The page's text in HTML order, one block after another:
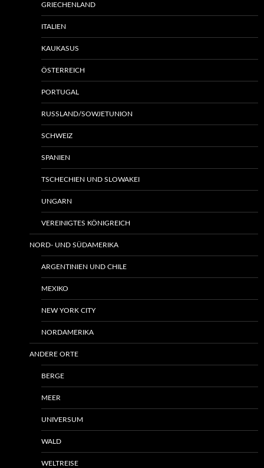
GRIECHENLAND
ITALIEN
KAUKASUS
ÖSTERREICH
PORTUGAL
RUSSLAND/SOWJETUNION
SCHWEIZ
SPANIEN
TSCHECHIEN UND SLOWAKEI
UNGARN
VEREINIGTES KÖNIGREICH
NORD- UND SÜDAMERIKA
ARGENTINIEN UND CHILE
MEXIKO
NEW YORK CITY
NORDAMERIKA
ANDERE ORTE
BERGE
MEER
UNIVERSUM
WALD
WELTREISE